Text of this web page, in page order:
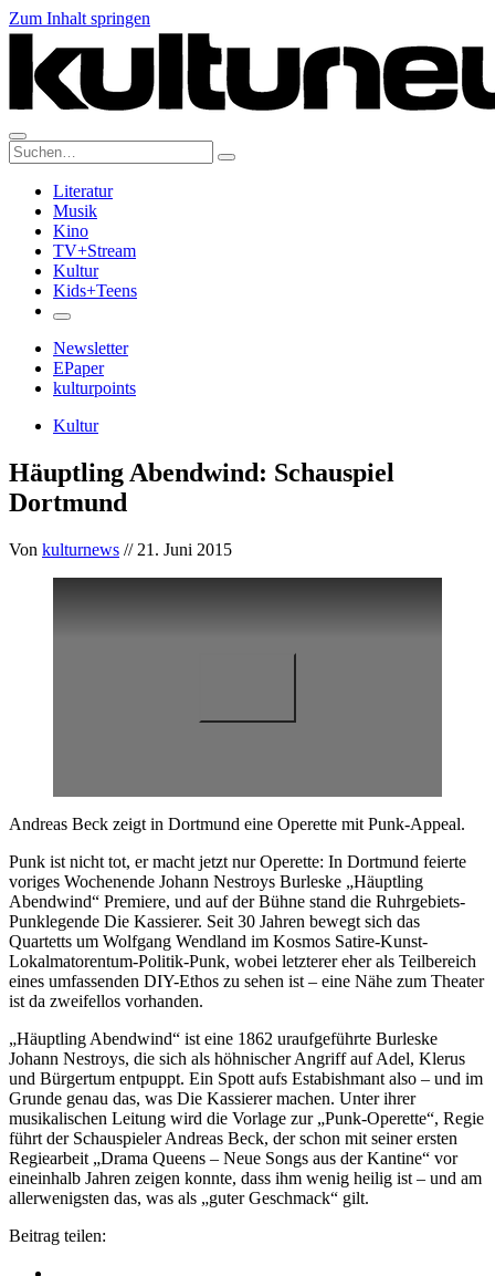
Zum Inhalt springen
Suche:
Literatur
Musik
Kino
TV+Stream
Kultur
Kids+Teens
Newsletter
EPaper
kulturpoints
Kultur
Häuptling Abendwind: Schauspiel
Dortmund
Von kulturnews // 21. Juni 2015
Andreas Beck zeigt in Dortmund eine Operette mit Punk-Appeal.
Punk ist nicht tot, er macht jetzt nur Operette: In Dortmund feierte
voriges Wochenende Johann Nestroys Burleske „Häuptling
Abendwind“ Premiere, und auf der Bühne stand die Ruhrgebiets-
Punklegende Die Kassierer. Seit 30 Jahren bewegt sich das
Quartetts um Wolfgang Wendland im Kosmos Satire-Kunst-
Lokalmatorentum-Politik-Punk, wobei letzterer eher als Teilbereich
eines umfassenden DIY-Ethos zu sehen ist – eine Nähe zum Theater
ist da zweifellos vorhanden.
„Häuptling Abendwind“ ist eine 1862 uraufgeführte Burleske
Johann Nestroys, die sich als höhnischer Angriff auf Adel, Klerus
und Bürgertum entpuppt. Ein Spott aufs Estabishmant also – und im
Grunde genau das, was Die Kassierer machen. Unter ihrer
musikalischen Leitung wird die Vorlage zur „Punk-Operette“, Regie
führt der Schauspieler Andreas Beck, der schon mit seiner ersten
Regiearbeit „Drama Queens – Neue Songs aus der Kantine“ vor
eineinhalb Jahren zeigen konnte, dass ihm wenig heilig ist – und am
allerwenigsten das, was als „guter Geschmack“ gilt.
Beitrag teilen: